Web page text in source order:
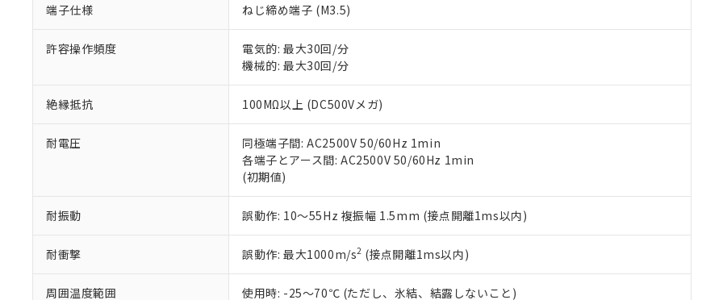
端子仕様 ねじ締め端子 (M3.5)
許容操作頻度
電気的: 最大30回/分
機械的: 最大30回/分
絶縁抵抗 100MΩ以上 (DC500Vメガ)
耐電圧
同極端子間: AC2500V 50/60Hz 1min
各端子とアース間: AC2500V 50/60Hz 1min
(初期値)
耐振動 誤動作: 10～55Hz 複振幅 1.5mm (接点開離1ms以内)
耐衝撃 誤動作: 最大1000m/s2 (接点開離1ms以内)
周囲温度範囲
使用時: -25～70℃ (ただし、氷結、結露しないこと)
当社販売員にご相談ください。
オムロン制御機器販売店や当社販売拠点は「販売ネットワーク
」をご確認くだ
在庫状況および標準価格結果を当社の事前の承諾なく第三者に漏洩または開示し
す。
ている必要があります。
お客様が当ウェブサイト上で当社にご登録された部品リストについて、当社およ
さい。
※当社の共同利用者とは、"個人情報の共同利用に関して"
※2 対応予定月
部品在庫の切り替え状況などにより、予定月が前後することがあります。
※3 非含有証明書ダウンロード
下記の非含有証明書をダウンロードすることができます。
EU RoHS指令（10物質）の非含有証明書
51物質の非含有証明書（当社基準）
※本証明書は発行日時点で非含有を証明するもので、過去に遡って非含有を証明するも
また、RoHS指令のフタル酸エステル類４物質の対応では、対応完了までの期間は出
混在することから備考欄に対応日を記載しておりました。
り割愛しております。
※2 環境保護使用期限
「ｅ」：有害物質（10物質）のすべてが基準値以下であることを示します。
「10」：通常の使用状況下において有害物質が外部に漏えいし、環境に深刻な影響を
味します。
当社は、貴社製品を第三者に販売する場合は、上記1、2および3の内容を当該第
また当社は、販売先および販売に係わる関係者が違法に輸出するおそれがある場
たしません。
△ 一定数には満たないが在庫あり
－
在庫なし(最新の在庫状況については、お客様のお取引先、またはお客様担当
機器販売店・当社販売員にご確認ください)
空
白
受注生産機種、また在庫状況の情報を公開していない機種